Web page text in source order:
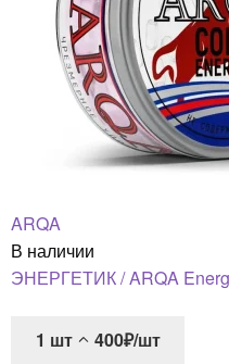
ARQA
В наличии
ЭНЕРГЕТИК / ARQA
1 шт
400₽/шт